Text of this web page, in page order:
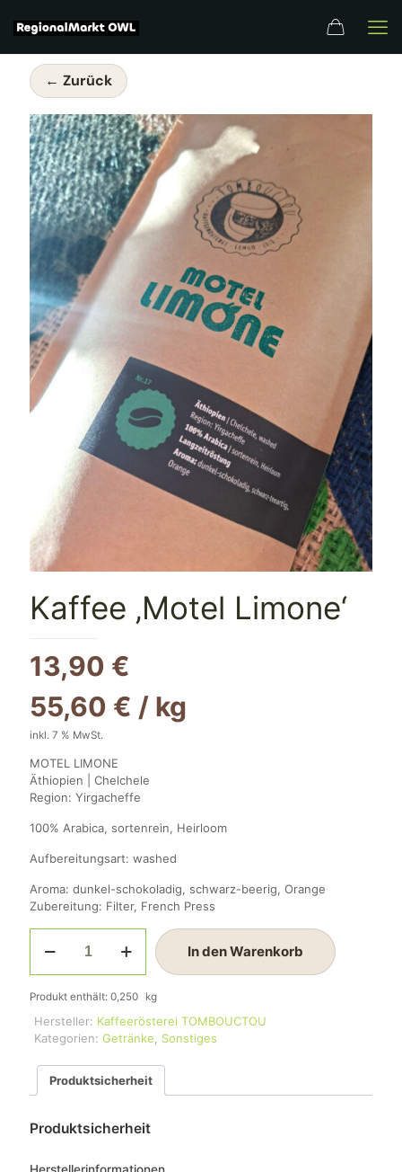
← Zurück
Kaffee ‚Motel Limone‘
13,90 €
55,60 € / kg
inkl. 7 % MwSt.
MOTEL LIMONE
Äthiopien | Chelchele
Region: Yirgacheffe
100% Arabica, sortenrein, Heirloom
Aufbereitungsart: washed
Aroma: dunkel-schokoladig, schwarz-beerig, Orange
Zubereitung: Filter, French Press
'Motel
In den Warenkorb
Produkt enthält: 0,250 kg
Hersteller: Kaffeerösterei TOMBOUCTOU
Kategorien: Getränke Sonstiges
Produktsicherheit
Produktsicherheit
Herstellerinformationen